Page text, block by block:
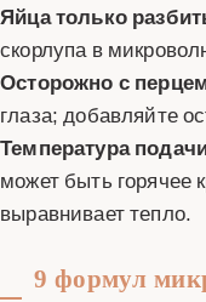
Яйца только
скорлупа в
Осторожно с
глаза; добавляйте
Температура
может быть горячее
выравнивает тепло.
9 формул